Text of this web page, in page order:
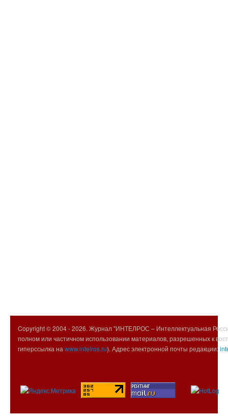
Copyright © 2004 -2026. Журнал "ИНТЕЛРОС – Интеллектуальная
полном или частичном использовании материалов, разрешенных к
гиперссылка на www.intelros.ru). Адрес электронной почты редакции: